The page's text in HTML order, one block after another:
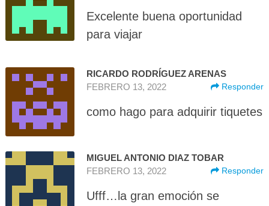
Excelente buena oportunidad
para viajar
RICARDO RODRÍGUEZ ARENAS
FEBRERO 13, 2022
Responder
como hago para adquirir tiquetes
MIGUEL ANTONIO DIAZ TOBAR
FEBRERO 13, 2022
Responder
Ufff…la gran emoción se